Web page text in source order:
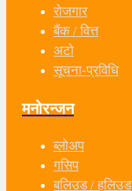
रोजगार
बैंक / वित्त
अटो
सूचना-प्रविधि
मनोरन्जन
ब्लोअप
गसिप
बलिउड / हलिउड